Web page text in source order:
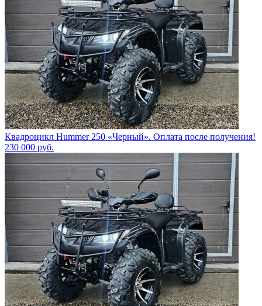
Квадроцикл Hummer 250 «Черный». Оплата после получения!
230 000 руб.